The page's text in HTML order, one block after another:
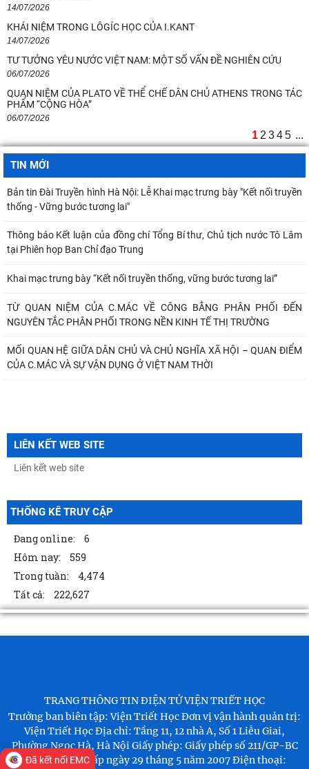
14/07/2026
KHÁI NIỆM TRONG LÔGÍC HỌC CỦA I.KANT
14/07/2026
TƯ TƯỞNG YÊU NƯỚC VIỆT NAM: MỘT SỐ VẤN ĐỀ NGHIÊN CỨU
06/07/2026
QUAN NIỆM CỦA PLATO VỀ THỂ CHẾ DÂN CHỦ ATHENS TRONG TÁC
PHẨM “CỘNG HÒA”
06/07/2026
1 2 345 ...
TIN MỚI
Quan điểm của Chủ tịch Hồ Chí Minh về lợi ích, nguyên tắc, bản chất,
cách tổ chức và quản lý của
Kế hoạch hành động 100 ngày tập trung xử lý các điểm nghẽn về
chuyển đổi số trong các cơ quan Đảng
Hội thảo khoa học quốc tế: “Nền kinh tế độc lập, tự chủ: Sáng kiến của
Cộng hòa Dân chủ Nhân dân
Chủ tịch Viện Hàn lâm Khoa học xã hội Việt Nam thăm và làm việc tại
Viện Khoa học Kinh tế và Xã hội
Bản tin Đài Truyền hình Hà Nội: Lễ Khai mạc trưng bày "Kết nối truyền
thống - Vững bước tương lai"
Thông báo Kết luận của đồng chí Tổng Bí thư, Chủ tịch nước Tô Lâm
tại Phiên họp Ban Chỉ đạo Trung
Khai mạc trưng bày “Kết nối truyền thống, vững bước tương lai”
TỪ QUAN NIỆM CỦA C.MÁC VỀ CÔNG BẰNG PHÂN PHỐI ĐẾN
NGUYÊN TẮC PHÂN PHỐI TRONG NỀN KINH TẾ THỊ TRƯỜNG
MỐI QUAN HỆ GIỮA DÂN CHỦ VÀ CHỦ NGHĨA XÃ HỘI – QUAN ĐIỂM
CỦA C.MÁC VÀ SỰ VẬN DỤNG Ở VIỆT NAM THỜI
LIÊN KẾT WEB SITE
THỐNG KÊ TRUY CẬP
Đang online:
6
Hôm nay:
559
Trong tuần:
4,474
Tất cả:
222,627
TRANG THÔNG TIN ĐIỆN TỬ VIỆN TRIẾT HỌC
Trưởng ban biên tập: Viện Triết HọcĐơn vị vận hành quản trị:
Viện Triết HọcĐịa chỉ: Tầng 11, 12 nhà A, Số 1 Liễu Giai,
Phường Ngọc Hà, Hà NộiGiấy phép: Giấy phép số 211/GP-BC
của Bộ VHTT cấp ngày 29 tháng 5 năm 2007Điện thoại:
Đã kết nối EMC